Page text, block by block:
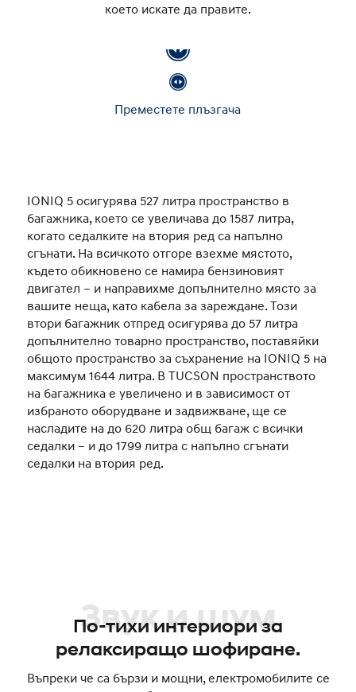
което искате да правите.
Преместете плъзгача
IONIQ 5 осигурява 527 литра пространство в
багажника, което се увеличава до 1587 литра,
когато седалките на втория ред са напълно
сгънати. На всичкото отгоре взехме мястото,
където обикновено се намира бензиновият
двигател – и направихме допълнително място за
вашите неща, като кабела за зареждане. Този
втори багажник отпред осигурява до 57 литра
допълнително товарно пространство, поставяйки
общото пространство за съхранение на IONIQ 5 на
максимум 1644 литра. В TUCSON пространството
на багажника е увеличено и в зависимост от
избраното оборудване и задвижване, ще се
насладите на до 620 литра общ багаж с всички
седалки – и до 1799 литра с напълно сгънати
седалки на втория ред.
Звук и шум
По-тихи интериори за
релаксиращо шофиране.
Въпреки че са бързи и мощни, електромобилите се